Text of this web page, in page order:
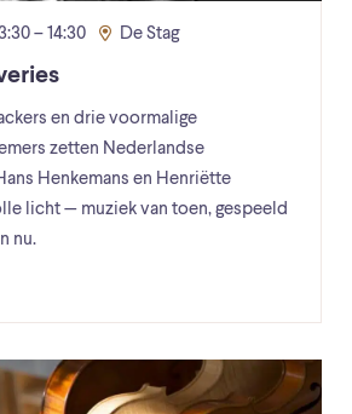
– 14:30 De Stag
en drie voormalige
zetten Nederlandse
Henkemans en Henriëtte
licht — muziek van toen, gespeeld
nu.